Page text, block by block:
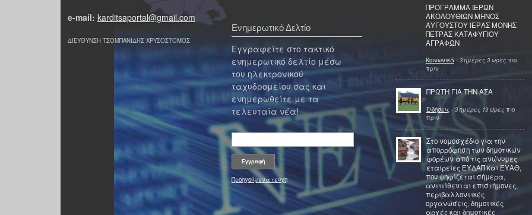
e-mail: karditsaportal@gmail.com
ΔΙΕΥΘΥΝΣΗ ΤΣΟΜΠΑΝΙΔΗΣ ΧΡΥΣΟΣΤΟΜΟΣ
Ενημερωτικό Δελτίο
Εγγραφείτε στο τακτικό
ενημερωτικό δελτίο μέσω
του ηλεκτρονικού
ταχυδρομείου σας και
ενημερωθείτε με τα
τελευταία νέα!
Προηγούμενα τεύχη
ΠΡΟΓΡΑΜΜΑ ΙΕΡΩΝ
ΑΚΟΛΟΥΘΙΩΝ ΜΗΝΟΣ
ΑΥΓΟΥΣΤΟΥ ΙΕΡΑΣ ΜΟΝΗΣ
ΠΕΤΡΑΣ ΚΑΤΑΦΥΓΙΟΥ
ΑΓΡΑΦΩΝ
Κοινωνικά - 3 ημέρες 3 ώρες πιο
πριν
ΠΡΩΤΗ ΓΙΑ ΤΗΝ ΑΣΑ
Ειδήσεις - 3 ημέρες 13 ώρες πιο
πριν
Στο νομοσχέδιο για την
απορρόφηση των δημοτικών
φορέων από τις ανώνυμες
εταιρείες ΕΥΔΑΠ και ΕΥΑΘ,
που ψηφίζεται σήμερα,
αντιτίθενται επιστήμονες,
περιβαλλοντικές
οργανώσεις, δημοτικές
αρχές και δημοτικές